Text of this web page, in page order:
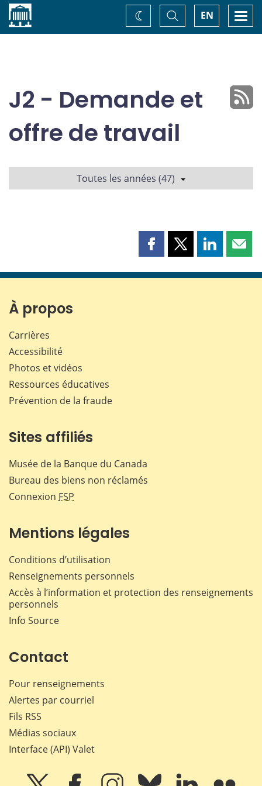
Accueil EN
Basculer
la
recherche
Changez
de
J2 - Demande et
offre de travail
Toutes les années (47)
Partager
page
Partager
page
Partager
page page
À propos
Carrières
Accessibilité
Photos et vidéos
Ressources éducatives
Prévention de la fraude
Sites affiliés
Musée de la Banque du Canada
Bureau des biens non réclamés
Connexion FSP
Mentions légales
Conditions d’utilisation
Renseignements personnels
Accès à l’information et protection des renseignements
personnels
Info Source
Contact
Pour renseignements
Alertes par courriel
Fils RSS
Médias sociaux
Interface (API) Valet